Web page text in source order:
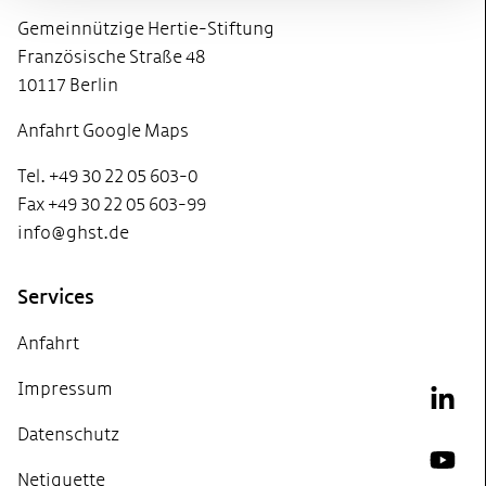
Gemeinnützige Hertie-Stiftung
Französische Straße 48
10117 Berlin
Anfahrt Google Maps
Tel. +49 30 22 05 603-0
Fax +49 30 22 05 603-99
info@ghst.de
Services
Anfahrt
Impressum
Datenschutz
Netiquette